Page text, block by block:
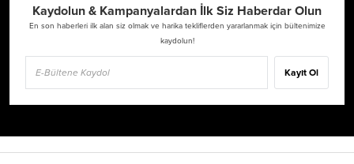
Kaydolun & Kampanyalardan İlk Siz Haberdar Olun
En son haberleri ilk alan siz olmak ve harika tekliflerden yararlanmak için bültenimize
kaydolun!
Kayıt Ol